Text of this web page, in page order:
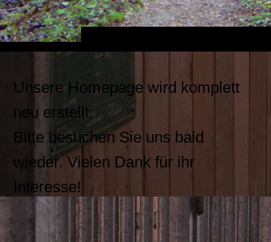
Unsere Homepage wird komplett
neu erstellt.
Bitte besuchen Sie uns bald
wieder. Vielen Dank für ihr
Interesse!